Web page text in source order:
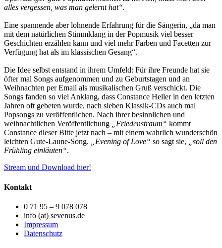
alles vergessen, was man gelernt hat“.
Eine spannende aber lohnende Erfahrung für die Sängerin, „da man
mit dem natürlichen Stimmklang in der Popmusik viel besser
Geschichten erzählen kann und viel mehr Farben und Facetten zur
Verfügung hat als im klassischen Gesang“.
Die Idee selbst entstand in ihrem Umfeld: Für ihre Freunde hat sie
öfter mal Songs aufgenommen und zu Geburtstagen und an
Weihnachten per Email als musikalischen Gruß verschickt. Die
Songs fanden so viel Anklang, dass Constance Heller in den letzten
Jahren oft gebeten wurde, nach sieben Klassik-CDs auch mal
Popsongs zu veröffentlichen. Nach ihrer besinnlichen und
weihnachtlichen Veröffentlichung
„Friedenstraum“ kommt
Constance dieser Bitte jetzt nach – mit einem wahrlich wunderschön
leichten Gute-Laune-Song.
„Evening of Love“ so sagt sie,
„soll den
Frühling einläuten“.
Stream und Download hier!
Kontakt
0 71 95 – 9 078 078
info (at) sevenus.de
Impressum
Datenschutz